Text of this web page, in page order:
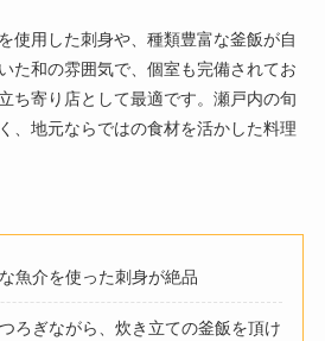
使用した刺身や、種類豊富な釜飯が自
た和の雰囲気で、個室も完備されてお
ち寄り店として最適です。瀬戸内の旬
、地元ならではの食材を活かした料理
魚介を使った刺身が絶品
ろぎながら、炊き立ての釜飯を頂け